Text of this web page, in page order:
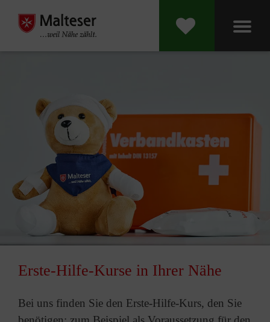
Erste-Hilfe-Kurse in Ihrer Nähe
Bei uns finden Sie den Erste-Hilfe-Kurs, den Sie